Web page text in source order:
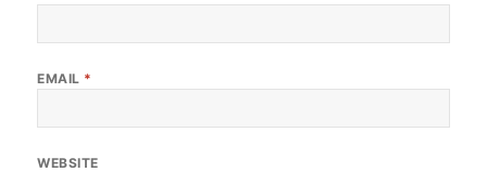
EMAIL *
WEBSITE